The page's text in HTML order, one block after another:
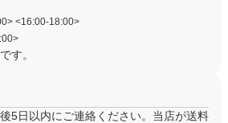
<16:00-18:00>
す。
5日以内にご連絡ください。当店が送料